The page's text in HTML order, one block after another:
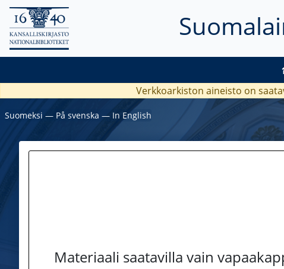
Verkkoarkiston aineisto on
Suomeksi ― På svenska ― In English
Materiaali saatavilla vain